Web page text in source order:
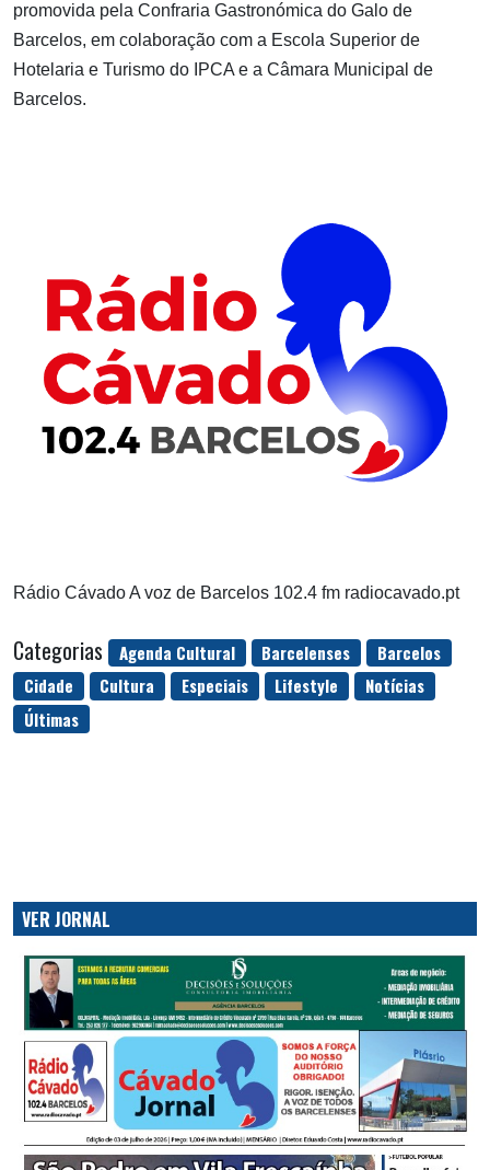
promovida pela Confraria Gastronómica do Galo de
Barcelos, em colaboração com a Escola Superior de
Hotelaria e Turismo do IPCA e a Câmara Municipal de
Barcelos.
Rádio Cávado A voz de Barcelos 102.4 fm radiocavado.pt
Categorias Agenda Cultural Barcelenses
Barcelos
Cidade
Cultura Especiais Lifestyle
Notícias
Últimas
VER JORNAL